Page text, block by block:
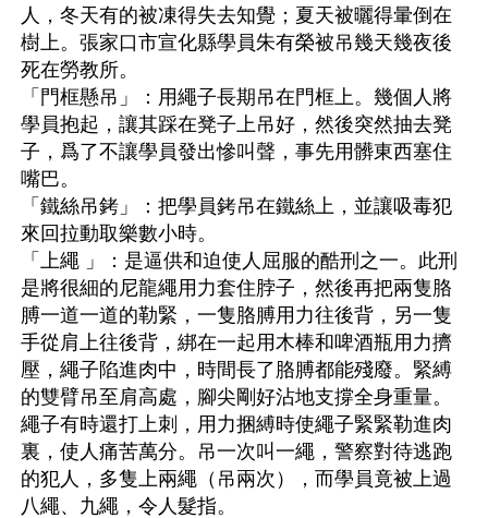
人，冬天有的被凍得失去知覺；夏天被曬得暈倒在
樹上。張家口市宣化縣學員朱有榮被吊幾天幾夜後
死在勞教所。
「門框懸吊」：用繩子長期吊在門框上。幾個人將
學員抱起，讓其踩在凳子上吊好，然後突然抽去凳
子，爲了不讓學員發出慘叫聲，事先用髒東西塞住
嘴巴。
「鐵絲吊銬」：把學員銬吊在鐵絲上，並讓吸毒犯
來回拉動取樂數小時。
「上繩 」：是逼供和迫使人屈服的酷刑之一。此刑
是將很細的尼龍繩用力套住脖子，然後再把兩隻胳
膊一道一道的勒緊，一隻胳膊用力往後背，另一隻
手從肩上往後背，綁在一起用木棒和啤酒瓶用力擠
壓，繩子陷進肉中，時間長了胳膊都能殘廢。緊縛
的雙臂吊至肩高處，腳尖剛好沾地支撐全身重量。
繩子有時還打上刺，用力捆縛時使繩子緊緊勒進肉
裏，使人痛苦萬分。吊一次叫一繩，警察對待逃跑
的犯人，多隻上兩繩（吊兩次），而學員竟被上過
八繩、九繩，令人髮指。